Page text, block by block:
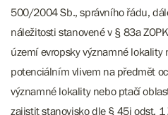
500/2004 Sb., správního řádu,
náležitosti stanovené v § 83a
území evropsky významné lokality
potenciálním vlivem na předmět
významné lokality nebo ptačí
zajistit stanovisko dle § 45i odst. 1